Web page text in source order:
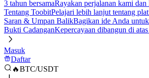
3 tahun bersamaRayakan perjalanan kami
Tentang ToobitPelajari lebih lanjut tentang
Saran & Umpan BalikBagikan ide Anda
Bukti CadanganKepercayaan dibangun di
Masuk
Daftar
🔥BTC/USDT